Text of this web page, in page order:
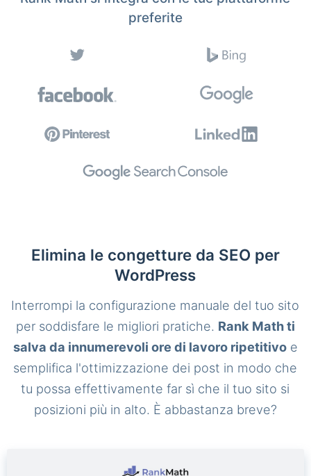
preferite
Elimina le congetture da SEO per
WordPress
Interrompi la configurazione manuale del tuo sito
per soddisfare le migliori pratiche. Rank Math ti
salva da innumerevoli ore di lavoro ripetitivoe
semplifica l'ottimizzazione dei post in modo che
tu possa effettivamente far sì che il tuo sito si
posizioni più in alto. È abbastanza breve?